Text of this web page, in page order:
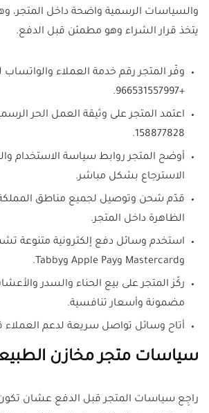
والسياسات الرسمية واضحة داخل المتجر،
يتخذ قرار الشراء وهو مطمئن قبل الدفع.
وفّر المتجر رقم خدمة العملاء والواتساب
+966531557997.
158877828.
أوضح المتجر روابط سياسة الاستخدام
الاسترجاع بشكل مباشر.
قدّم شحن وتوصيل لجميع مناطق
الظاهرة داخل المتجر.
وMastercard وApple Pay وTabby.
ركّز المتجر على بيع الحناء والسدر
مضمونة وأسعار تنافسية.
أتاح وسائل تواصل سريعة لدعم العملاء
سياسات متجر مخازن
راجِع سياسات المتجر قبل الدفع عشان